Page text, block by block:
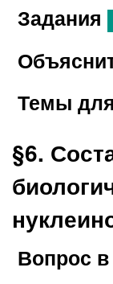
Задания
Темы
§6.
Вопрос